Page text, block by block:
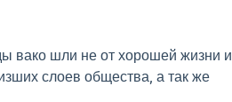
вако шли не от хорошей жизни и
слоев общества, а так же